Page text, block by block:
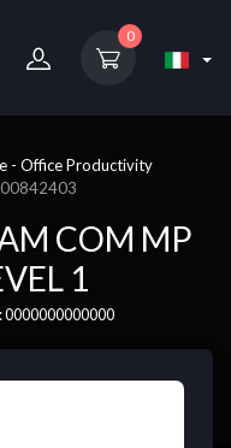
0
- Office Productivity
COM MP
1
0000000000000